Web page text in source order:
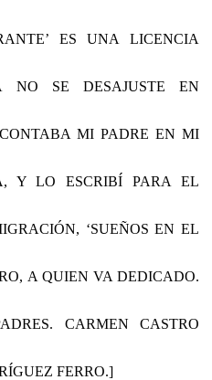
ES UNA LICENCIA
NO SE DESAJUSTE EN
MI PADRE EN MI
Y LO ESCRIBÍ PARA EL
‘SUEÑOS EN EL
A QUIEN VA DEDICADO.
CARMEN CASTRO
FERRO.]